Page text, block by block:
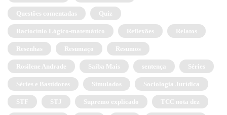
Questões comentadas Quiz
Raciocínio Lógico-matemático Reflexões Relatos
Resenhas Resumaço Resumos
Rosilene Andrade Saiba Mais sentença Séries
Séries e Bastidores Simulados Sociologia Jurídica
STF STJ Supremo explicado TCC nota dez